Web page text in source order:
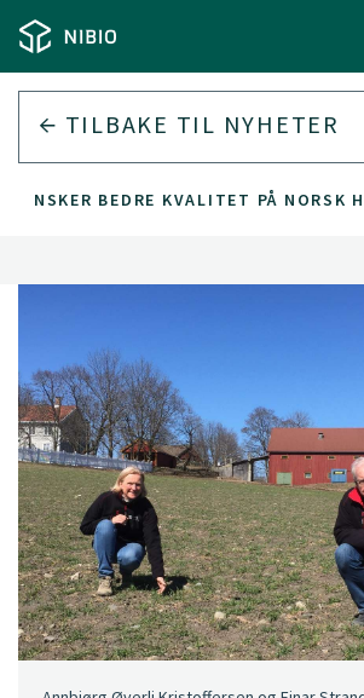
TILBAKE TIL NYHETER
ØNSKER BEDRE KVALITET PÅ NORSK